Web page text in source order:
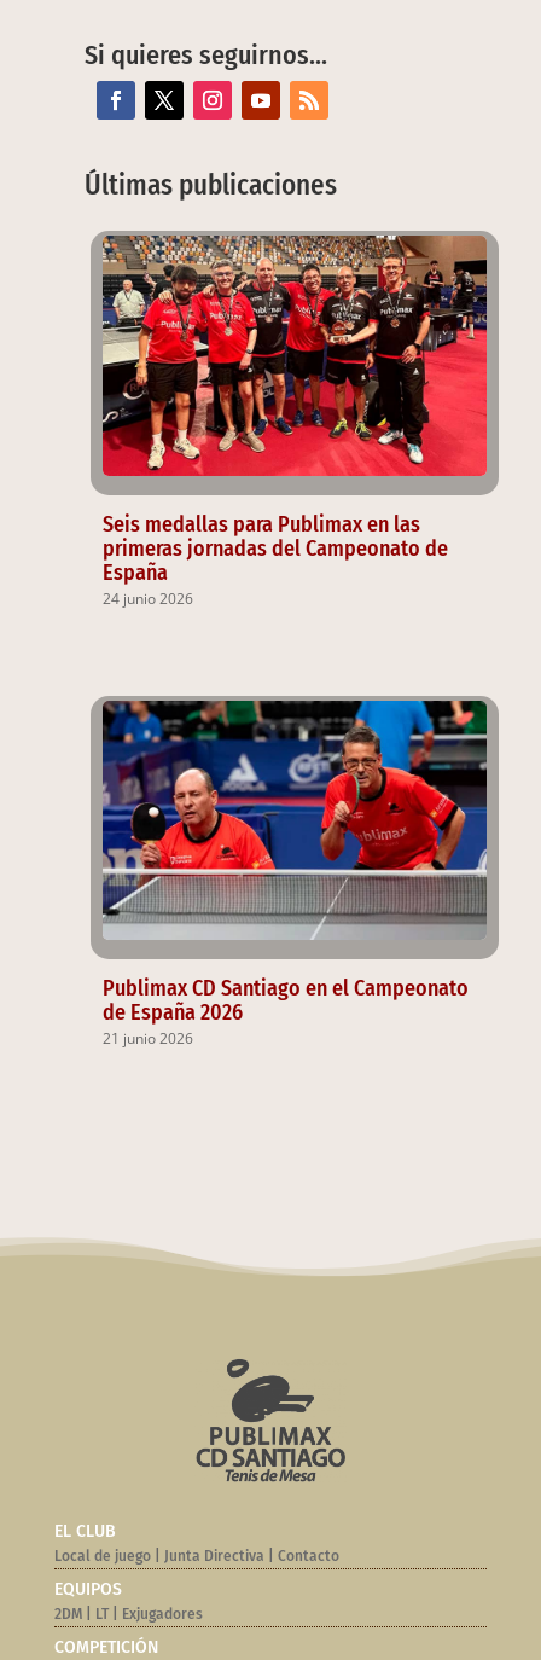
Si quieres seguirnos…
Últimas publicaciones
Seis medallas para Publimax en las
primeras jornadas del Campeonato de
España
24 junio 2026
Publimax CD Santiago en el Campeonato
de España 2026
21 junio 2026
EL CLUB
Local de juego| Junta Directiva Contacto
EQUIPOS
2DM| LT| Exjugadores
COMPETICIÓN